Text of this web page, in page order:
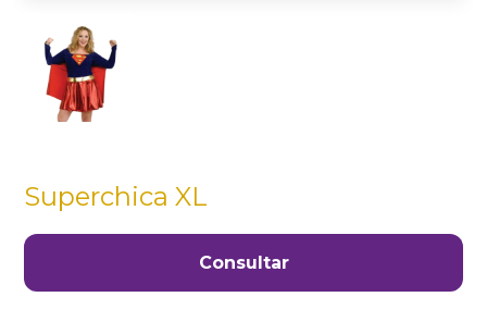
Superchica XL
Consultar